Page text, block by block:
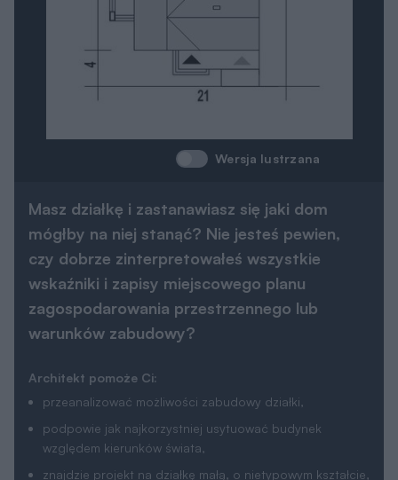
Wersja lustrzana
Masz działkę i zastanawiasz się jaki dom
mógłby na niej stanąć? Nie jesteś pewien,
czy dobrze zinterpretowałeś wszystkie
wskaźniki i zapisy miejscowego planu
zagospodarowania przestrzennego lub
warunków zabudowy?
Architekt pomoże Ci:
przeanalizować możliwości zabudowy działki,
podpowie jak najkorzystniej usytuować budynek
względem kierunków świata,
znajdzie projekt na działkę małą, o nietypowym kształcie,